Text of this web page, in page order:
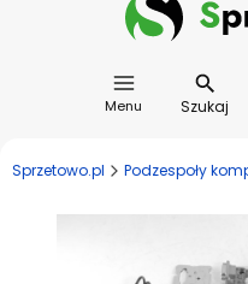
Menu Szukaj
Sprzetowo.pl Podzespoły